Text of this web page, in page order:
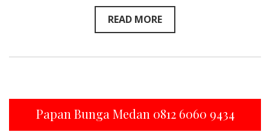
READ MORE
Papan Bunga Medan 0812 6060 9434